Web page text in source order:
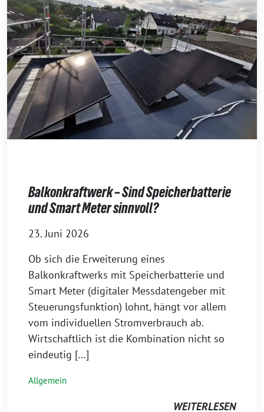
Balkonkraftwerk – Sind Speicherbatterie
und Smart Meter sinnvoll?
23. Juni 2026
Ob sich die Erweiterung eines
Balkonkraftwerks mit Speicherbatterie und
Smart Meter (digitaler Messdatengeber mit
Steuerungsfunktion) lohnt, hängt vor allem
vom individuellen Stromverbrauch ab.
Wirtschaftlich ist die Kombination nicht so
eindeutig […]
Allgemein
WEITERLESEN